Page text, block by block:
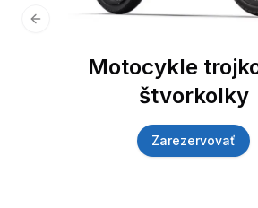
Motocykle
štvorkolky
Zarezervovať
Previous slide